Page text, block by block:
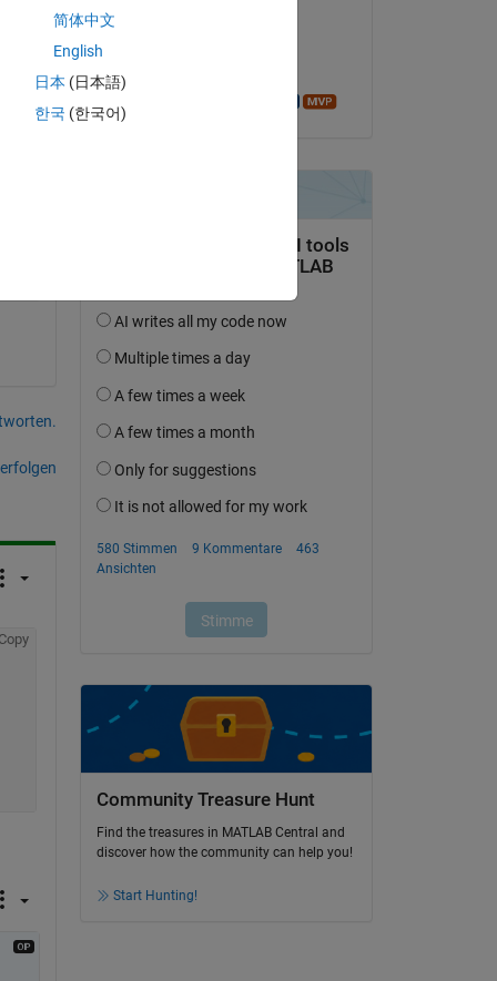
am 25 Nov. 2021
Akzeptiert:
Community Treasure Hunt
Find the treasures in MATLAB Central and
discover how the community can help you!
Start Hunting!
简体中文
English
日本 (日本語)
한국 (한국어)